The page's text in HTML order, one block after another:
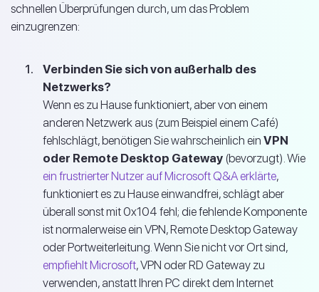
schnellen Überprüfungen durch, um das Problem
einzugrenzen:
Verbinden Sie sich von außerhalb des
Netzwerks?
Wenn es zu Hause funktioniert, aber von einem
anderen Netzwerk aus (zum Beispiel einem Café)
fehlschlägt, benötigen Sie wahrscheinlich ein VPN
oder Remote Desktop Gateway (bevorzugt). Wie
ein frustrierter Nutzer auf Microsoft Q&A erklärte,
funktioniert es zu Hause einwandfrei, schlägt aber
überall sonst mit 0x104 fehl; die fehlende Komponente
ist normalerweise ein VPN, Remote Desktop Gateway
oder Portweiterleitung. Wenn Sie nicht vor Ort sind,
empfiehlt Microsoft, VPN oder RD Gateway zu
verwenden, anstatt Ihren PC direkt dem Internet